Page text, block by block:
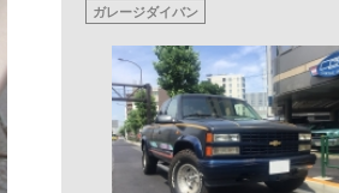
ガレージダイバン